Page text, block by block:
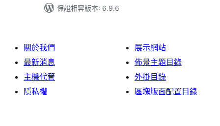
保證相容版本: 6.9.6
關於我們
最新消息
主機代管
隱私權
展示網站
佈景主題目錄
外掛目錄
區塊版面配置目錄